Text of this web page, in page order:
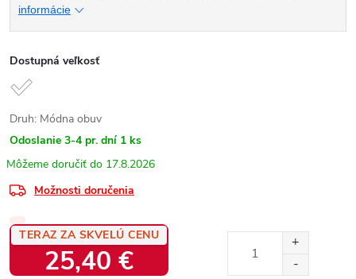
informácie
Dostupná veľkosť
Druh: Módna obuv
Odoslanie 3-4 pr. dní 1 ks
17.8.2026
Možnosti doručenia
TERAZ ZA SKVELÚ CENU
25,40 €